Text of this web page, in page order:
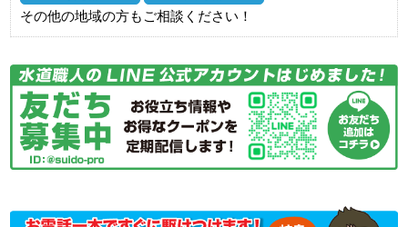
その他の地域の方もご相談ください！